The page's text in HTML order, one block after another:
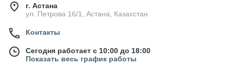
г. Астана
ул. Петрова 16/1, Астана, Казахстан
Контакты
Сегодня работает с 10:00 до 18:00
Показать весь график работы